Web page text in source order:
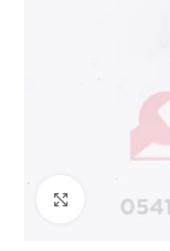
Agrandir